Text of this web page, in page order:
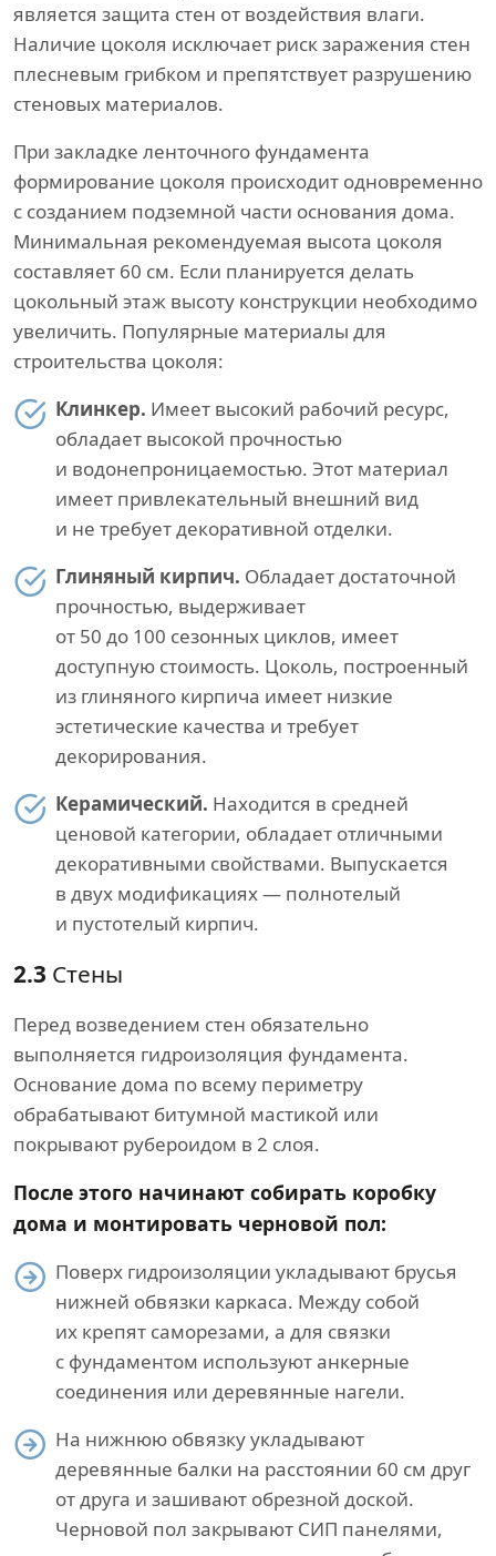
является защита стен от воздействия влаги.
Наличие цоколя исключает риск заражения стен
плесневым грибком и препятствует разрушению
стеновых материалов.
При закладке ленточного фундамента
формирование цоколя происходит одновременно
с созданием подземной части основания дома.
Минимальная рекомендуемая высота цоколя
составляет 60 см. Если планируется делать
цокольный этаж высоту конструкции необходимо
увеличить. Популярные материалы для
строительства цоколя:
Клинкер. Имеет высокий рабочий ресурс,
обладает высокой прочностью
и водонепроницаемостью. Этот материал
имеет привлекательный внешний вид
и не требует декоративной отделки.
Глиняный кирпич. Обладает достаточной
прочностью, выдерживает
от 50 до 100 сезонных циклов, имеет
доступную стоимость. Цоколь, построенный
из глиняного кирпича имеет низкие
эстетические качества и требует
декорирования.
Керамический. Находится в средней
ценовой категории, обладает отличными
декоративными свойствами. Выпускается
в двух модификациях — полнотелый
и пустотелый кирпич.
2.3 Стены
Перед возведением стен обязательно
выполняется гидроизоляция фундамента.
Основание дома по всему периметру
обрабатывают битумной мастикой или
покрывают рубероидом в 2 слоя.
После этого начинают собирать коробку
дома и монтировать черновой пол:
Поверх гидроизоляции укладывают брусья
нижней обвязки каркаса. Между собой
их крепят саморезами, а для связки
с фундаментом используют анкерные
соединения или деревянные нагели.
На нижнюю обвязку укладывают
деревянные балки на расстоянии 60 см друг
от друга и зашивают обрезной доской.
Черновой пол закрывают СИП панелями,